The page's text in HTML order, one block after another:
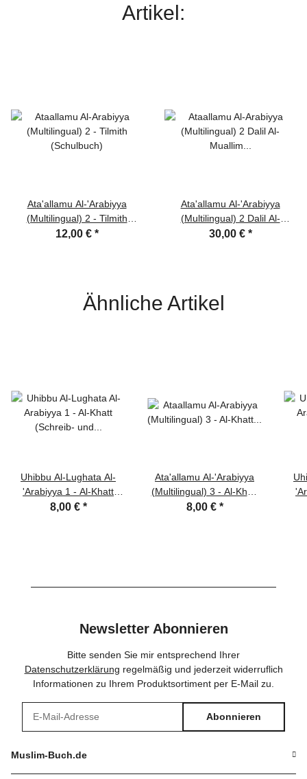
Artikel:
Ata'allamu Al-'Arabiyya
(Multilingual) 2 - Tilmith
(Schulbuch)
12,00 € *
Ata'allamu Al-'Arabiyya
(Multilingual) 2 Dalil Al-
Mu'allim (Lehrerbuch)
30,00 € *
Ähnliche Artikel
Uhibbu Al-Lughata Al-
'Arabiyya 1 - Al-Khatt
(Schreib- und Diktatheft)
8,00 € *
Ata'allamu Al-'Arabiyya
(Multilingual) 3 - Al-Khatt
(Schreib- und Diktatheft)
8,00 € *
Newsletter Abonnieren
Bitte senden Sie mir entsprechend Ihrer
Datenschutzerklärung regelmäßig und jederzeit widerruflich
Informationen zu Ihrem Produktsortiment per E-Mail zu.
Abonnieren
Muslim-Buch.de